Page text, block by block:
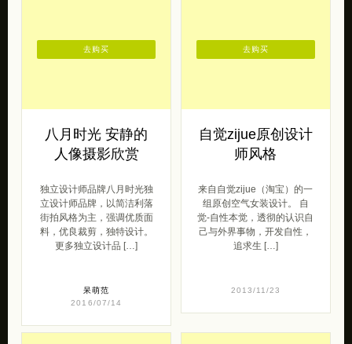
八月时光 安静的
人像摄影欣赏
独立设计师品牌八月时光独
立设计师品牌，以简洁利落
街拍风格为主，强调优质面
料，优良裁剪，独特设计。
更多独立设计品 […]
呆萌范
2016/07/14
去购买
自觉zijue原创设计
师风格
来自自觉zijue（淘宝）的一
组原创空气女装设计。 自
觉-自性本觉，透彻的认识自
己与外界事物，开发自性，
追求生 […]
2013/11/23
去购买